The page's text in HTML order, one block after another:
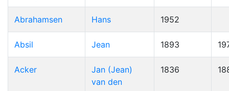
Abrahamsen Hans 1952
Absil Jean 1893
Acker
Jan (Jean)
van den
1836